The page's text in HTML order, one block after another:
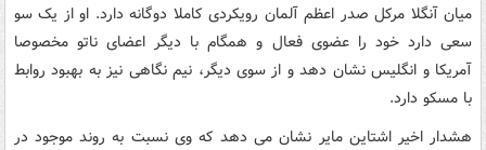
میان آنگلا مرکل صدر اعظم آلمان رویکردی کاملا دوگانه دارد. او از یک سو
سعی دارد خود را عضوی فعال و همگام با دیگر اعضای ناتو مخصوصا
آمریکا و انگلیس نشان دهد و از سوی دیگر، نیم نگاهی نیز به بهبود روابط
با مسکو دارد.
هشدار اخیر اشتاین مایر نشان می دهد که وی نسبت به روند موجود در